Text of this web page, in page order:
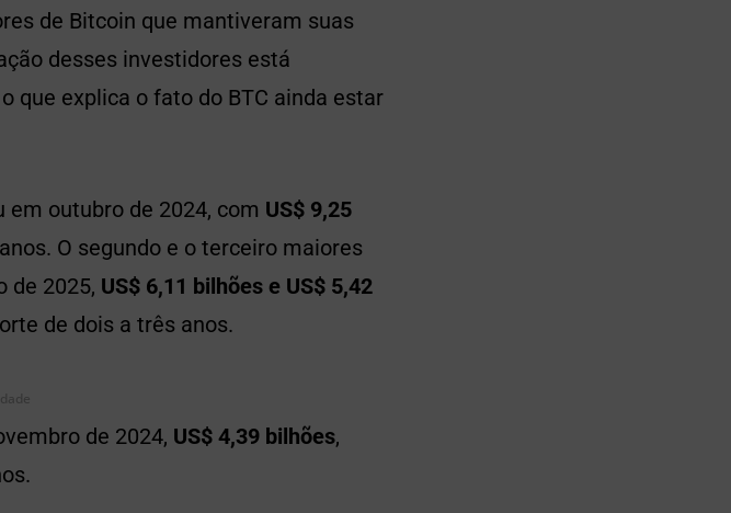
de Bitcoin que mantiveram suas
desses investidores está
o que explica o fato do BTC ainda estar
outubro de 2024, com US$ 9,25
O segundo e o terceiro maiores
de 2025, US$ 6,11 bilhões e US$ 5,42
de dois a três anos.
de 2024, US$ 4,39 bilhões,